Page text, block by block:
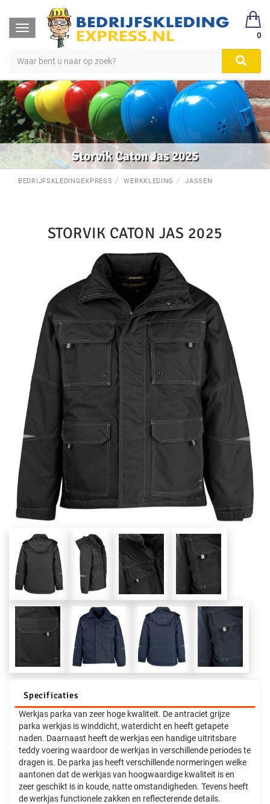
Toggle
navigation
0
Storvik Caton Jas 2025
BEDRIJFSKLEDINGEXPRESS WERKKLEDING JASSEN
STORVIK CATON JAS 2025
Specificaties
Werkjas parka van zeer hoge kwaliteit. De antraciet grijze
parka werkjas is winddicht, waterdicht en heeft getapete
naden. Daarnaast heeft de werkjas een handige uitritsbare
teddy voering waardoor de werkjas in verschillende periodes te
dragen is. De parka jas heeft verschillende normeringen welke
aantonen dat de werkjas van hoogwaardige kwaliteit is en
zeer geschikt is in koude, natte omstandigheden. Tevens heeft
de werkjas functionele zakken en reflecterende details.